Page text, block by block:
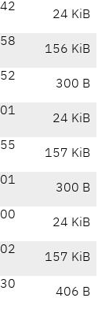
24 KiB
156 KiB
300 B
24 KiB
157 KiB
300 B
24 KiB
157 KiB
406 B